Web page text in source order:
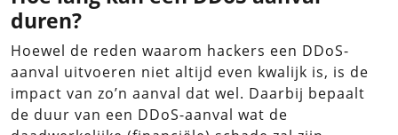
duren?
Hoewel de reden waarom hackers een DDoS-
aanval uitvoeren niet altijd even kwalijk is, is de
impact van zo’n aanval dat wel. Daarbij bepaalt
de duur van een DDoS-aanval wat de